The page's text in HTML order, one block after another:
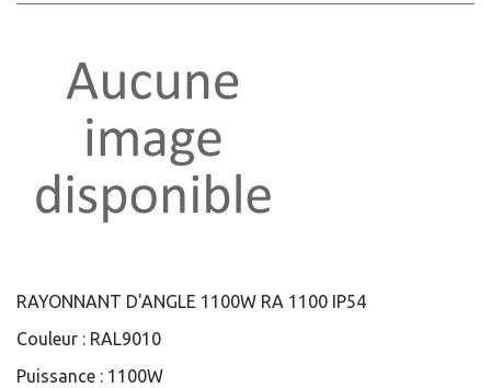
RAYONNANT D'ANGLE 1100W RA 1100 IP54
Couleur : RAL9010
Puissance : 1100W